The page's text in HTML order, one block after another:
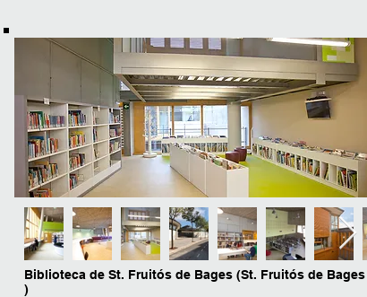
Biblioteca de St. Fruitós de Bages (St. Fruitós de Bages
)